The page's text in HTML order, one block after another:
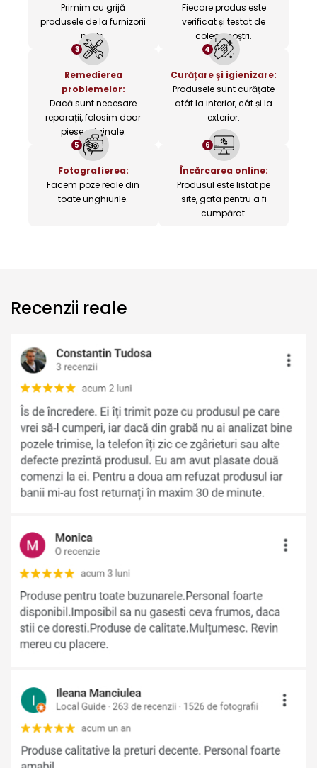
Primim cu grijă
produsele de la furnizorii
noștri.
Fiecare produs este
verificat și testat de
colegii noștri.
3
Remedierea
problemelor:
Dacă sunt necesare
reparații, folosim doar
piese originale.
4
Curățare și igienizare:
Produsele sunt curățate
atât la interior, cât și la
exterior.
5
Fotografierea:
Facem poze reale din
toate unghiurile.
6
Încărcarea online:
Produsul este listat pe
site, gata pentru a fi
cumpărat.
Recenzii reale